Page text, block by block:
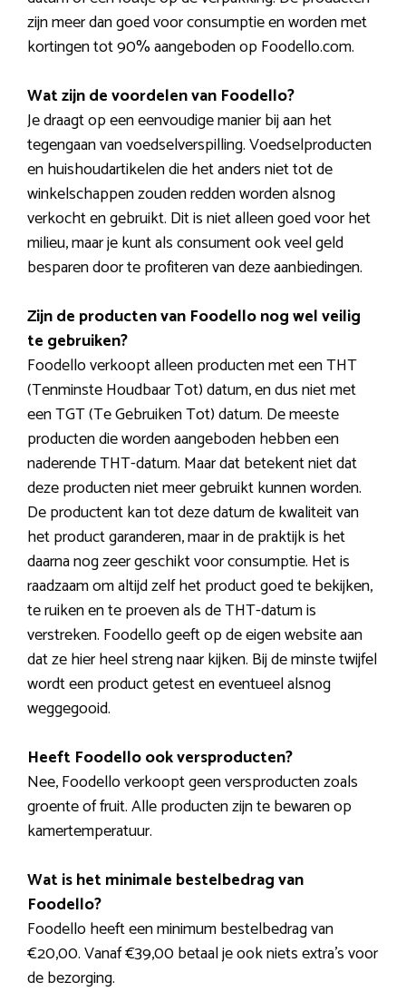
5
zijn meer dan goed voor consumptie en worden met
kortingen tot 90% aangeboden op Foodello.com.
Wat zijn de voordelen van Foodello?
Je draagt op een eenvoudige manier bij aan het
tegengaan van voedselverspilling. Voedselproducten
en huishoudartikelen die het anders niet tot de
winkelschappen zouden redden worden alsnog
verkocht en gebruikt. Dit is niet alleen goed voor het
milieu, maar je kunt als consument ook veel geld
besparen door te profiteren van deze aanbiedingen.
Zijn de producten van Foodello nog wel veilig
te gebruiken?
Foodello verkoopt alleen producten met een THT
(Tenminste Houdbaar Tot) datum, en dus niet met
een TGT (Te Gebruiken Tot) datum. De meeste
producten die worden aangeboden hebben een
naderende THT-datum. Maar dat betekent niet dat
deze producten niet meer gebruikt kunnen worden.
De productent kan tot deze datum de kwaliteit van
het product garanderen, maar in de praktijk is het
daarna nog zeer geschikt voor consumptie. Het is
raadzaam om altijd zelf het product goed te bekijken,
te ruiken en te proeven als de THT-datum is
verstreken. Foodello geeft op de eigen website aan
dat ze hier heel streng naar kijken. Bij de minste twijfel
wordt een product getest en eventueel alsnog
weggegooid.
Heeft Foodello ook versproducten?
Nee, Foodello verkoopt geen versproducten zoals
groente of fruit. Alle producten zijn te bewaren op
kamertemperatuur.
Wat is het minimale bestelbedrag van
Foodello?
Foodello heeft een minimum bestelbedrag van
€20,00. Vanaf €39,00 betaal je ook niets extra’s voor
de bezorging.